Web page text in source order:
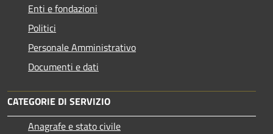
Enti e fondazioni
Politici
Personale Amministrativo
Documenti e dati
CATEGORIE DI SERVIZIO
Anagrafe e stato civile